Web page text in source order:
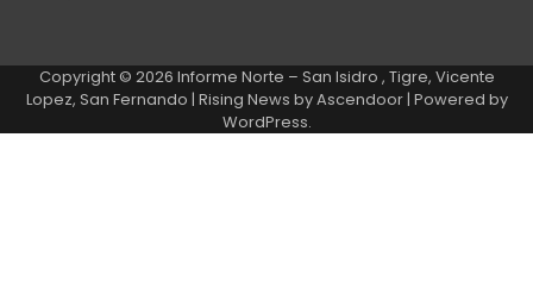
Copyright © 2026 Informe Norte – San Isidro , Tigre, Vicente
Lopez, San Fernando | Rising News byAscendoor| Powered by
WordPress.